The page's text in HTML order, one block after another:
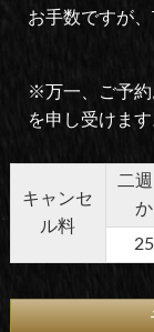
お手数ですが、
※万一、ご予約
を申し受けます
キャンセ
ル料
二